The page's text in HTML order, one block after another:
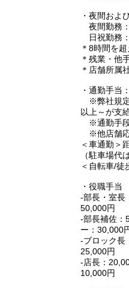
・夜間お
夜間勤務
日祝勤務
＊8時間を
＊残業・他
＊店舗所属
・通勤手当
※弊社規定
以上～が支
※通勤手段
※他店舗応
＜車通勤＞
（駐車場代
＜自転車/徒
・役職手当
‐部長・室
50,000円
‐部長補佐
ー：30,000
‐ブロック
25,000円
‐店長：
10,000円